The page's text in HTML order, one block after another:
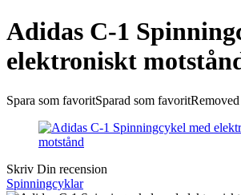
Adidas C-1
elektroniskt
Spara som favoritSparad som favorit
Skriv Din recension
Spinningcyklar